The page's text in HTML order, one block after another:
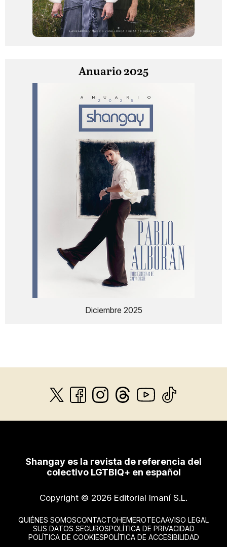
Anuario 2025
Diciembre 2025
Shangay es la revista de referencia del
colectivo LGTBIQ+ en español
Copyright © 2026 Editorial Imaní S.L.
QUIÉNES SOMOSCONTACTOHEMEROTECAAVISO LEGAL
SUS DATOS SEGUROSPOLÍTICA DE PRIVACIDAD
POLÍTICA DE COOKIESPOLÍTICA DE ACCESIBILIDAD